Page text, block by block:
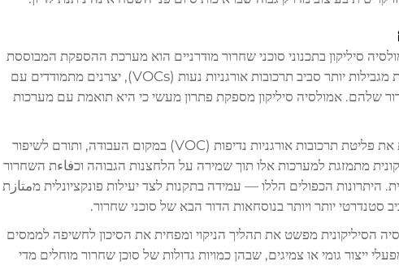
סיליקון בתכנוני סוכני שחרור מודרניים הוא מערכת ההספקת המבוססת
על מים. ככל שסביבות הרגולטוריות הופכות מגבילות יותר סביב תרכובות אורגניות נעות (VOCs), יצרנים מתמודדים עם
שלהם. אמולסיה סיליקון מספקת פתרון מעשי כי היא תואמת עם מערכות
המעבר לסוכני שחרור מבוססי מים מפחית את פליטת תרכובות אורגניות נדיפות (VOC) במקום העבודה, ותורם לשיפור
מתמזגת למערכות אלו תוך שמירה על הלחצנות הגבוהה וכفاءת השחרור
היתרונות הכפולים הללו — עמידה בתקנות לצד יעילות פונקציונלית מمتازת
סטנדרטי יותר ויותר בנוסחאות הדור הבא של סוכני שחרור.
הסיליקונית מפשט את תהליך הניקוי ומפחית את הסיכון לחשיפה לממסים
ייצור גומי או צמיגים, שבהן כמויות גדולות של סוכן שחרור מוחלים מדי